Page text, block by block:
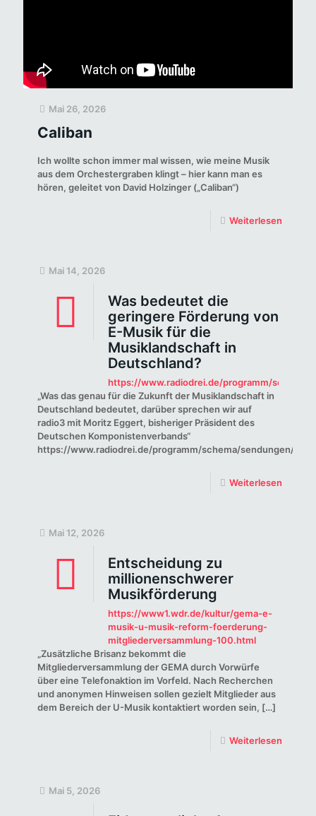
Mai 26, 2026
Caliban
Ich wollte schon immer mal wissen, wie meine Musik
aus dem Orchestergraben klingt – hier kann man es
hören, geleitet von David Holzinger („Caliban“)
Weiterlesen
Mai 14, 2026
Was bedeutet die
geringere Förderung von
E-Musik für die
Musiklandschaft in
Deutschland?
https://www.radiodrei.de/programm/schema/
„Was das genau für die Zukunft der Musiklandschaft in
Deutschland bedeutet, darüber sprechen wir auf
radio3 mit Moritz Eggert, bisheriger Präsident des
Deutschen Komponistenverbands“
https://www.radiodrei.de/programm/schema/sendungen/
Weiterlesen
Mai 12, 2026
Entscheidung zu
millionenschwerer
Musikförderung
https://www1.wdr.de/kultur/gema-e-
musik-u-musik-reform-foerderung-
mitgliederversammlung-100.html
„Zusätzliche Brisanz bekommt die
Mitgliederversammlung der GEMA durch Vorwürfe
über eine Telefonaktion im Vorfeld. Nach Recherchen
und anonymen Hinweisen sollen gezielt Mitglieder aus
dem Bereich der U-Musik kontaktiert worden sein, […]
Weiterlesen
Mai 5, 2026